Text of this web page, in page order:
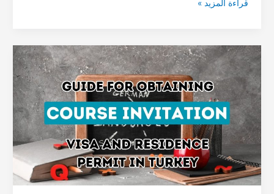
قراءة المزيد »
دليلك
النهائي
حول
تأمين
دعوة
لدورة
اللغة
التركية،
والحصول
على
التأشيرة،